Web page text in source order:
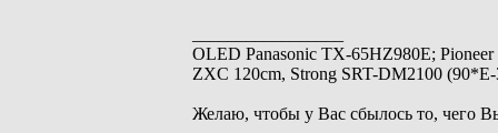
OLED Panasonic TX-65HZ980E;
ZXC 120cm, Strong SRT-DM2100
Желаю, чтобы у Вас сбылось то, чего